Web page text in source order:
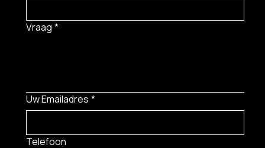
Vraag *
Uw Emailadres *
Telefoon